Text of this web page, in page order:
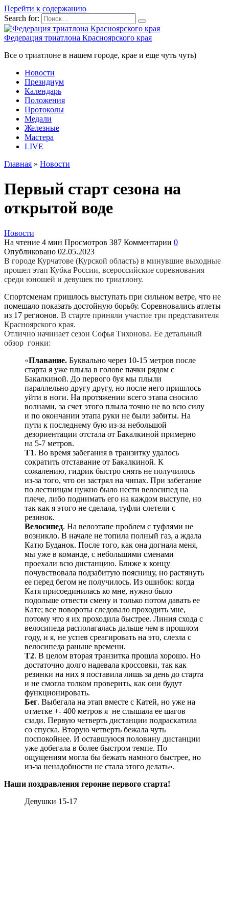
Перейти к содержанию
Search for:
Федерация триатлона Красноярского края
Все о триатлоне в нашем городе, крае и еще чуть чуть)
Новости
Президиум
Календарь
Положения
Протоколы
Медали
Железные
Мастера
LIVE
Главная » Новости
Первый старт сезона на
открытой воде
Новости
На чтение 4 мин Просмотров 387 Комментарии 0
Опубликовано 02.05.2023
В городе Курчатове (Курской область) в минувшие выходные
прошел этап Кубка России, всероссийские соревнования
среди юношей и девушек по триатлону.
Спортсменам пришлось выступать при сильном ветре, что не
помешало показать достойную борьбу. Соревновались атлеты
из 17 регионов. В старте приняли участие три представителя
Красноярского края.
Отлично начинает сезон Софья Тихонова. Ее детальный
обзор гонки:
«Плавание. Буквально через 10-15 метров после
старта я уже плыла в голове пачки рядом с
Бакалкиной. До первого буя мы плыли
параллельно другу другу, но после него пришлось
уйти в ноги. На протяжении всего этапа сносило
волнами, за счет этого плыла точно не во всю силу
и по окончании этапа руки не были забиты. На
пути к последнему бую из-за небольшой
дезориентации отстала от Бакалкиной примерно
на 5-7 метров.
Т1. Во время забегания в транзитку удалось
сократить отставание от Бакалкиной. К
сожалению, гидрик быстро снять не получилось
из-за того, что он застрял на чипах. При забегание
по лестницам нужно было нести велосипед на
плече, либо поднимать его на каждом выступе, но
так как я этого не сделала, туфли слетели с
резинок.
Велосипед. На велоэтапе проблем с туфлями не
возникло. В начале не топила полный газ, а ждала
Катю Буданок. После того, как она догнала меня,
мы уже в команде, с небольшими сменами
проехали всю дистанцию. Ближе к концу
почувствовала подзабитую поясницу, но растянуть
ее перед бегом не получилось. Из ошибок: когда
Катя присоединилась ко мне, нужно было
подольше отвести смену и только потом давать ее
Кате; все повороты следовало проходить мне,
потому что я их проходила быстрее. Линия схода с
велосипеда располагалась дальше чем в прошлом
году, и я, не успев среагировать на это, слезла с
велосипеда раньше времени.
Т2. В целом вторая транзитка прошла хорошо. Но
достаточно долго надевала кроссовки, так как
резинки на них я поставила лишь за день до старта
и не смогла толком проверить, как они будут
функционировать.
Бег. Выбегала на этап вместе с Катей, но уже на
отметке +- 400 метров я не слышала ее шагов
сзади. Первую четверть дистанции подраскатила
со спуска. Вторую четверть бежала чуть
поспокойнее. И оставшуюся половину дистанции
уже добегала в более быстром темпе. По
ощущениям могла бы бежать намного быстрее, но
из-за ненадобности не стала этого делать».
Наши поздравления героине первого старта!
Девушки 15-17